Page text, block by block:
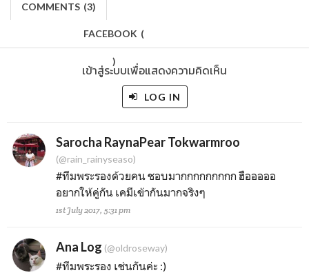
COMMENTS (3)
FACEBOOK (
)
เข้าสู่ระบบเพื่อแสดงความคิดเห็น
LOG IN
Sarocha RaynaPear Tokwarmroo
(@rain_rainyseaso)
#ทีมพระรองด้วยคน ชอบมากกกกกกกกก ฮือออออ
อยากให้คู่กัน เคมีเข้ากันมากจริงๆ
1st July 2017, 5:31 pm
Ana Log (@oldroseway)
#ทีมพระรอง เช่นกันค่ะ :)